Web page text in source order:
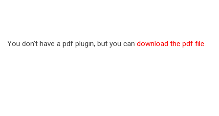
You don't have a pdf plugin, but you can download the pdf file.